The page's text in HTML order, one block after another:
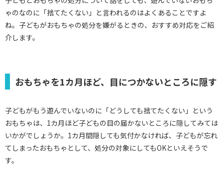
ゃのなのに「捨てたくない」と言われるのはよくあることですよ
ね。子どもがおもちゃの処分を嫌がるときの、おすすめ対応をご紹
介します。
おもちゃを1カ月ほど、目につかないところに隠す
子どもがもう遊んでいないのに「どうしても捨てたくない」という
おもちゃは、1カ月ほど子どもの目の届かないところに隠してみては
いかがでしょうか。1カ月間隠しても気付かなければ、子どもが忘れ
てしまったおもちゃとして、処分の対象にしてもOKといえそうで
す。